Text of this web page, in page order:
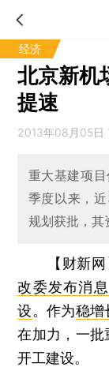
经济
北京新机
提速
2013年08月05日
重大基建项
季度以来，
规划获批，其
【财新
改委发布消
设。作为稳增
在加力，一
开工建设。